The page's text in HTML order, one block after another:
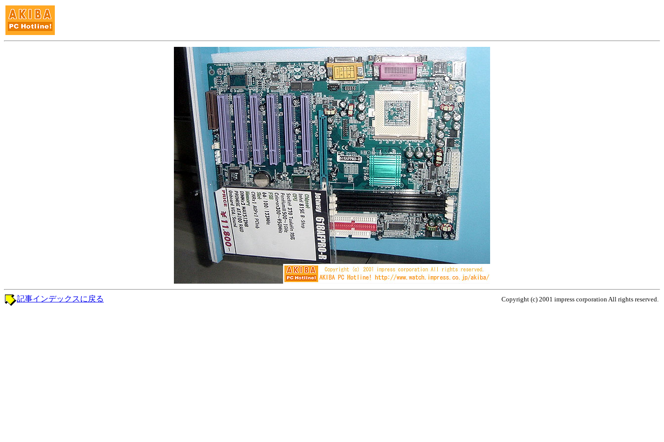
Copyright (c) 2001 impress corporation All rights reserved.
記事インデックスに戻る